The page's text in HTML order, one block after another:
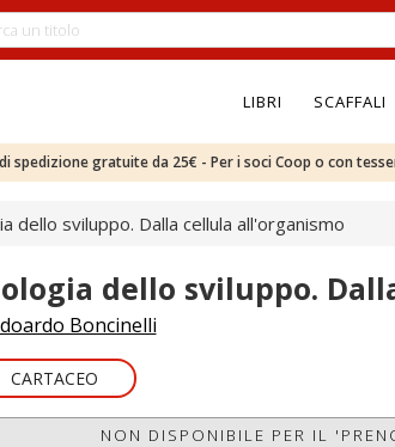
LIBRI SCAFFALI
spedizione gratuite da 25€ - Per i soci Coop o con
dello sviluppo. Dalla cellula all'organismo
dello sviluppo.
Boncinelli
CARTACEO
NON DISPONIBILE PER IL